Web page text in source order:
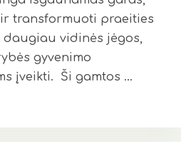
transformuoti praeities
vidinės jėgos,
gyvenimo
įveikti. Ši gamtos …